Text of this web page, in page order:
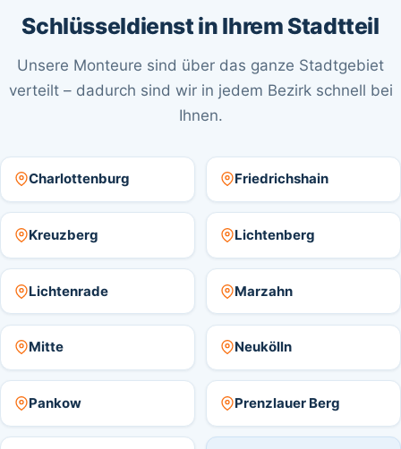
Schlüsseldienst in Ihrem Stadtteil
Unsere Monteure sind über das ganze Stadtgebiet
verteilt – dadurch sind wir in jedem Bezirk schnell bei
Ihnen.
Charlottenburg Friedrichshain
Kreuzberg Lichtenberg
Lichtenrade Marzahn
Mitte Neukölln
Pankow Prenzlauer Berg